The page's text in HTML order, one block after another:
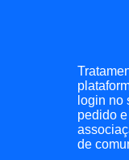
login no
pedido
de